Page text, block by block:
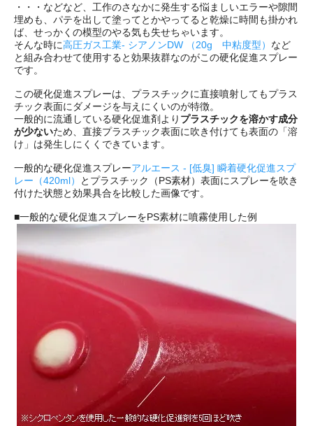
・・・などなど、工作のさなかに発生する悩ましいエラーや隙間
埋めも、パテを出して塗ってとかやってると乾燥に時間も掛かれ
ば、せっかくの模型のやる気も失せちゃいます。
そんな時に高圧ガス工業- シアノンDW （20g 中粘度型） など
と組み合わせて使用すると効果抜群なのがこの硬化促進スプレー
です。
この硬化促進スプレーは、プラスチックに直接噴射してもプラス
チック表面にダメージを与えにくいのが特徴。
一般的に流通している硬化促進剤より プラスチックを溶かす成分
が少ないため、直接プラスチック表面に吹き付けても表面の「溶
け」は発生しにくくできています。
一般的な硬化促進スプレーアルエース - [低臭] 瞬着硬化促進スプ
レー（420ml）
とプラスチック（PS素材）表面にスプレーを吹き
付けた状態と効果具合を比較した画像です。
■一般的な硬化促進スプレーをPS素材に噴霧使用した例